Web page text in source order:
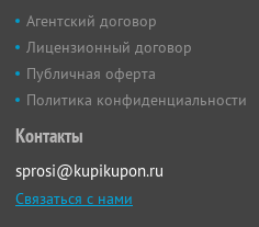
Агентский договор
Лицензионный договор
Публичная оферта
Политика конфиденциальности
Контакты
sprosi@kupikupon.ru
Связаться с нами